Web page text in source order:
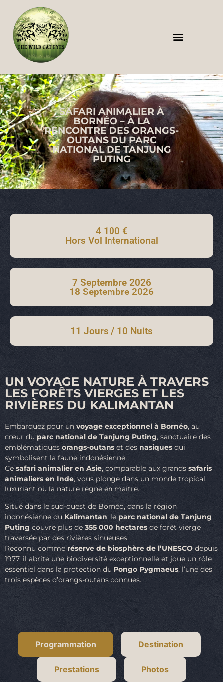
SAFARI ANIMALIER À
BORNÉO – À LA
RENCONTRE DES ORANGS-
OUTANS DU PARC
NATIONAL DE TANJUNG
PUTING
4 100 €
Hors Vol International
7 Septembre 2026
18 Septembre 2026
11 Jours / 10 Nuits
UN VOYAGE NATURE À TRAVERS
LES FORÊTS VIERGES ET LES
RIVIÈRES DU KALIMANTAN
Embarquez pour un voyage exceptionnel à Bornéo, au
cœur du parc national de Tanjung Puting, sanctuaire des
emblématiques orangs-outans et des nasiques qui
symbolisent la faune indonésienne.
Ce safari animalier en Asie, comparable aux grands safaris
animaliers en Inde, vous plonge dans un monde tropical
luxuriant où la nature règne en maître.
Situé dans le sud-ouest de Bornéo, dans la région
indonésienne du Kalimantan, le parc national de Tanjung
Puting couvre plus de 355 000 hectares de forêt vierge
traversée par des rivières sinueuses.
Reconnu comme réserve de biosphère de l’UNESCO depuis
1977, il abrite une biodiversité exceptionnelle et joue un rôle
essentiel dans la protection du Pongo Pygmaeus, l’une des
trois espèces d’orangs-outans connues.
Programmation Destination
Prestations Photos